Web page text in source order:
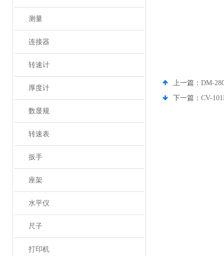
测量
连接器
转速计
厚度计
数显规
转速表
扳手
座架
水平仪
尺子
打印机
上一篇： DM-
下一篇： CV-